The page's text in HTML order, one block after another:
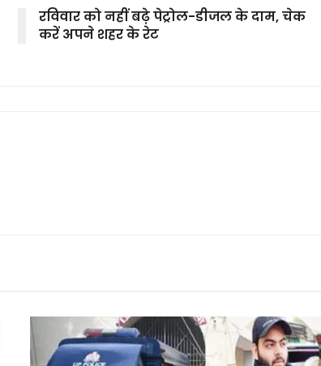
रविवार को नहीं बढ़े पेट्रोल-डीजल के दाम, चेक
करें अपने शहर के रेट